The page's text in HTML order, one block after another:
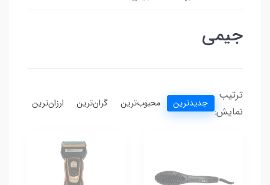
جیمی
ترتیب
نمایش:
جدیدترین محبوب‌ترین گران‌ترین ارزان‌ترین